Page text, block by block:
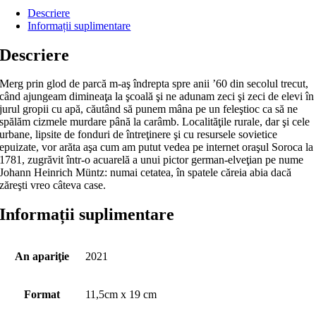
Descriere
Informații suplimentare
Descriere
Merg prin glod de parcă m-aş îndrepta spre anii ’60 din secolul trecut,
când ajungeam dimineaţa la şcoală şi ne adunam zeci şi zeci de elevi în
jurul gropii cu apă, căutând să punem mâna pe un feleştioc ca să ne
spălăm cizmele murdare până la carâmb. Localităţile rurale, dar şi cele
urbane, lipsite de fonduri de întreţinere şi cu resursele sovietice
epuizate, vor arăta aşa cum am putut vedea pe internet oraşul Soroca la
1781, zugrăvit într-o acuarelă a unui pictor german-elveţian pe nume
Johann Heinrich Müntz: numai cetatea, în spatele căreia abia dacă
zăreşti vreo câteva case.
Informații suplimentare
An apariţie 2021
Format 11,5cm x 19 cm